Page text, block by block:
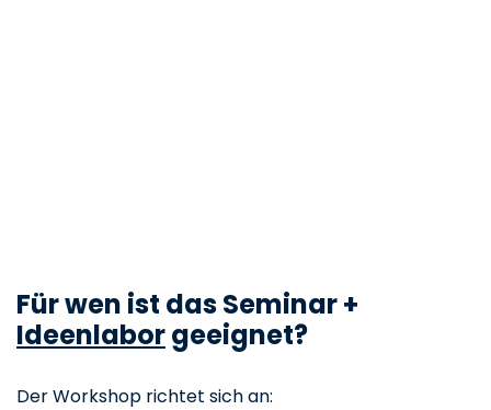
Für wen ist das Seminar +
Ideenlaborgeeignet?
Der Workshop richtet sich an: